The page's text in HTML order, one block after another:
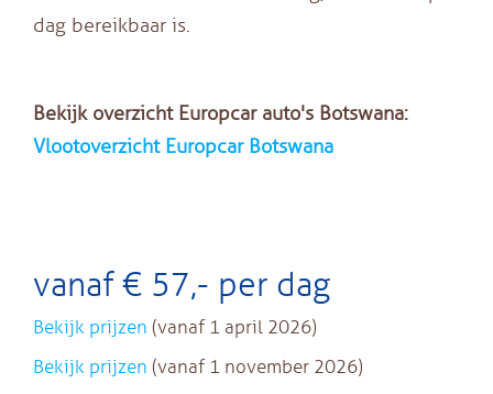
dag bereikbaar is.
Bekijk overzicht Europcar auto's Botswana:
Vlootoverzicht Europcar Botswana
vanaf € 57,- per dag
Bekijk prijzen (vanaf 1 april 2026)
Bekijk prijzen (vanaf 1 november 2026)